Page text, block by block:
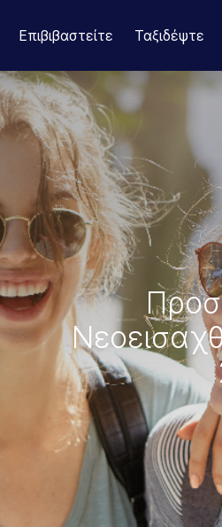
Επιβιβαστείτε Ταξιδέψτε